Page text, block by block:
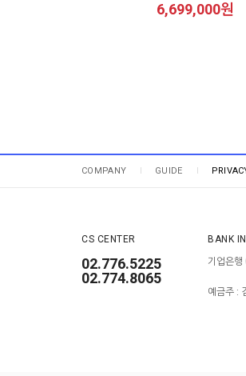
6,699,000원
COMPANY GUIDE
CS CENTER
02.776.5225
02.774.8065
BANK
기업은
예금주 :